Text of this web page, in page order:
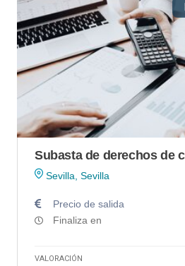
Sevilla, Sevilla
Precio de salida
Finaliza en
VALORACIÓN